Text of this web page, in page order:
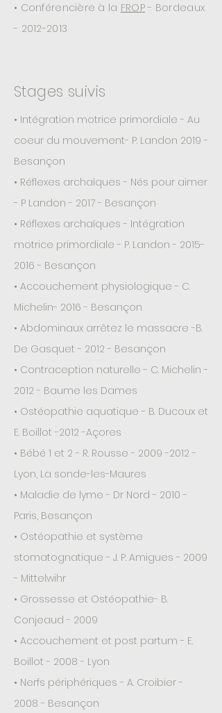
• Conférencière à la FROP- Bordeaux
- 2012-2013
Stages suivis
• Intégration motrice primordiale - Au
coeur du mouvement- P. Landon 2019 -
Besançon
• Réflexes archaïques - Nés pour aimer
- P Landon - 2017 - Besançon
• Réflexes archaïques - Intégration
motrice primordiale - P. Landon - 2015-
2016 - Besançon
• Accouchement physiologique - C.
Michelin- 2016 - Besançon
• Abdominaux arrêtez le massacre -B.
De Gasquet - 2012 - Besançon
• Contraception naturelle - C. Michelin -
2012 - Baume les Dames
• Ostéopathie aquatique - B. Ducoux et
E. Boillot -2012 -Açores
• Bébé 1 et 2 - R. Rousse - 2009 -2012 -
Lyon, La sonde-les-Maures
• Maladie de lyme - Dr Nord - 2010 -
Paris, Besançon
• Ostéopathie et système
stomatognatique - J. P. Amigues - 2009
- Mittelwihr
• Grossesse et Ostéopathie- B.
Conjeaud - 2009
• Accouchement et post partum - E.
Boillot - 2008 - Lyon
• Nerfs périphériques - A. Croibier -
2008 - Besançon